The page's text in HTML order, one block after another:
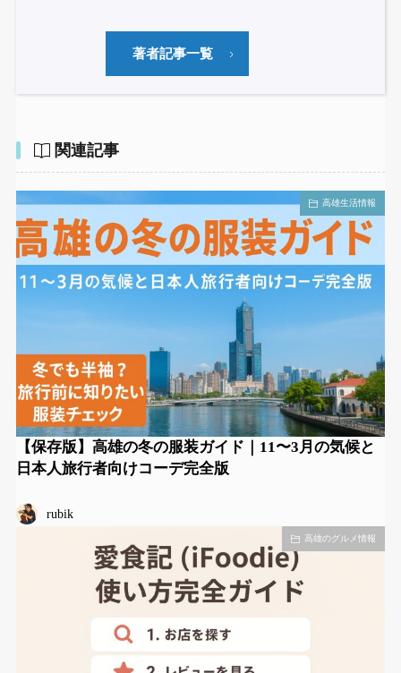
著者記事一覧
関連記事
高雄生活情報
【保存版】高雄の冬の服装ガイド｜11〜3月の気候と
日本人旅行者向けコーデ完全版
rubik
高雄のグルメ情報